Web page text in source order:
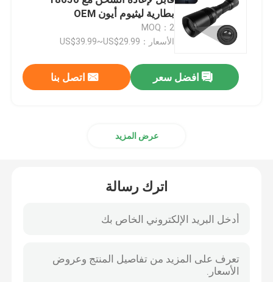
مصباح يدوي للدراجة
مصباح يدوي LED قابل لإعادة الشحن
أضواء لوح التزلج الكهربائية
أضواء الغوص
بطاريات ليثيوم أيون قابلة لإعادة الشحن
بطارية ليثيوم أيون OEM
MOQ：2
الأسعار：US$39.99~US$29.99
افضل سعر اتصل بنا
عرض المزيد
اترك رسالة